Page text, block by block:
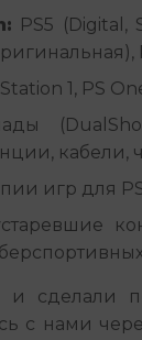
PS5 (Digital,
1, PS
кабели,
игр для
сделали
с нами